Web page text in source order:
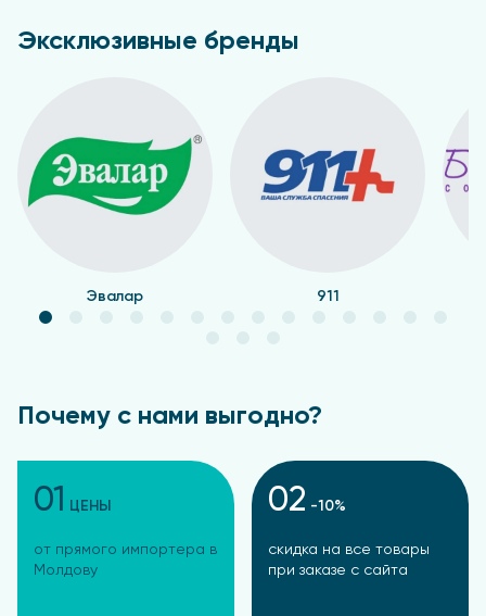
Эксклюзивные бренды
Эвалар 911
Почему с нами выгодно?
01 ЦЕНЫ
от прямого импортера в
Молдову
02 -10%
скидка на все товары
при заказе с сайта